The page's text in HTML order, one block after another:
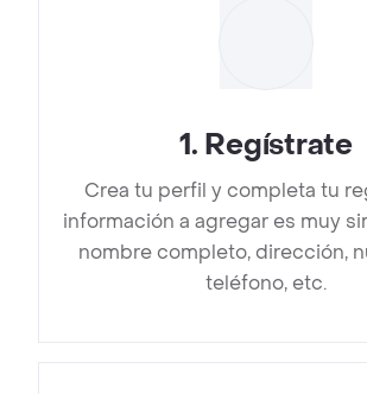
1. Regístrate
Crea tu perfil y completa tu
información a agregar es muy
nombre completo, dirección,
teléfono, etc.